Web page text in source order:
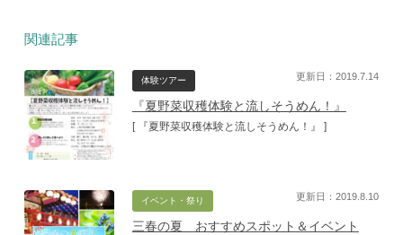
関連記事
体験ツアー
『夏野菜収穫体験と流しそうめん！』
[ 『夏野菜収穫体験と流しそうめん！』 ]
更新日：2019.7.14
イベント・祭り
三春の夏 おすすめスポット＆イベント
更新日：2019.8.10